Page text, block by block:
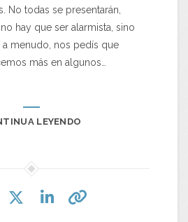
No todas se presentarán,
hay que ser alarmista, sino
a menudo, nos pedís que
más en algunos…
LEYENDO